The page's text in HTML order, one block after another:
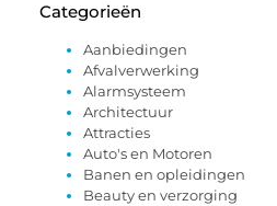
Categorieën
Aanbiedingen
Afvalverwerking
Alarmsysteem
Architectuur
Attracties
Auto's en Motoren
Banen en opleidingen
Beauty en verzorging